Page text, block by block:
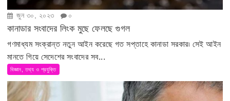
জুন ৩০, ২০২৩ ০
কানাডার সংবাদের লিংক মুছে ফেলছে গুগল
গণমাধ্যম সংক্রান্ত নতুন আইন করেছে গত সপ্তাহে কানাডা সরকার৷ সেই আইন
মানতে গিয়ে সেদেশের সংবাদের সব...
বিজ্ঞান, তথ্য ও প্রযুক্তি